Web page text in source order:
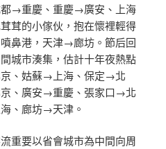
→重慶、重慶→廣安、上海
茸的小傢伙，抱在懷裡輕得
鼻港，天津→廊坊。節后回
城市湊集，估計十年夜熱點
、姑蘇→上海、保定→北
、廣安→重慶、張家口→北
、廊坊→天津。
重要以省會城市為中間向周